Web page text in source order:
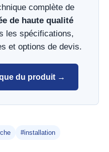
complète de
de haute qualité
les spécifications,
et options de devis.
du produit →
#installation